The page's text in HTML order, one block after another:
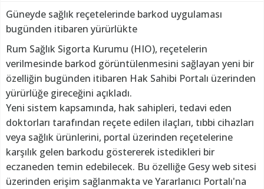
Güneyde sağlık reçetelerinde barkod uygulaması
bugünden itibaren yürürlükte
Rum Sağlık Sigorta Kurumu (HIO), reçetelerin
verilmesinde barkod görüntülenmesini sağlayan yeni bir
özelliğin bugünden itibaren Hak Sahibi Portalı üzerinden
yürürlüğe gireceğini açıkladı.
Yeni sistem kapsamında, hak sahipleri, tedavi eden
doktorları tarafından reçete edilen ilaçları, tıbbi cihazları
veya sağlık ürünlerini, portal üzerinden reçetelerine
karşılık gelen barkodu göstererek istedikleri bir
eczaneden temin edebilecek. Bu özelliğe Gesy web sitesi
üzerinden erişim sağlanmakta ve Yararlanıcı Portalı'na